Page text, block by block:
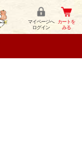
マイページへ
ログイン
カートを
みる